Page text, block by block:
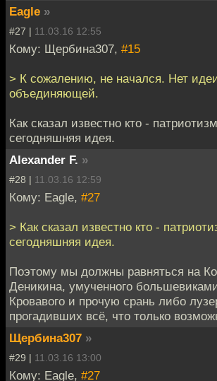
Eagle »
#27 | 11.03.16 12:55
Кому: Щербина307, #15
> К сожалению, не начался. Нет
объединяющей.
Как сказал известно кто -
сегодняшняя идея.
Alexander F. »
#28 | 11.03.16 12:59
Кому: Eagle, #27
> Как сказал известно кто -
сегодняшняя идея.
Поэтому мы должны равняться на
Деникина, умученного
Кровавого и прочую срань либо
прогадивших всё, что только
Щербина307 »
#29 | 11.03.16 13:00
Кому: Eagle, #27